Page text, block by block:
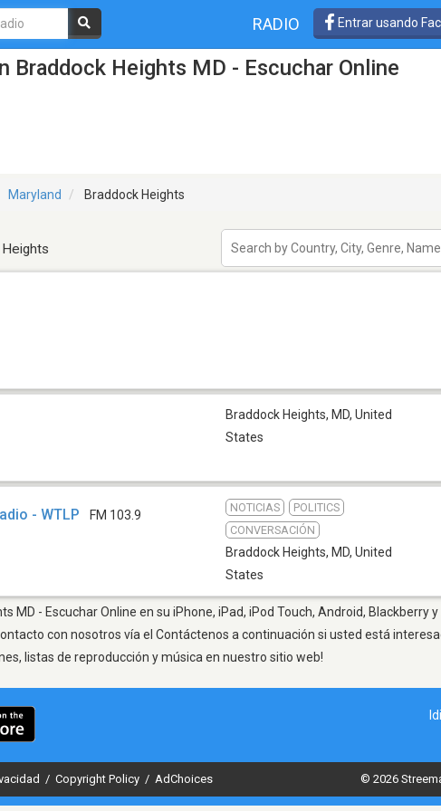
RADIO Entrar usando
Braddock Heights MD - Escuchar Online
Maryland Braddock Heights
Braddock Heights, MD, United
States
- WTLP FM 103.9
NOTICIAS
POLITICS
CONVERSACIÓN
Braddock Heights, MD, United
States
MD - Escuchar Online en su iPhone, iPad, iPod Touch, Android, Blackberry
con nosotros vía el Contáctenos a continuación si usted está
listas de reproducción y música en nuestro sitio web!
/ Copyright Policy / AdChoices © 2026